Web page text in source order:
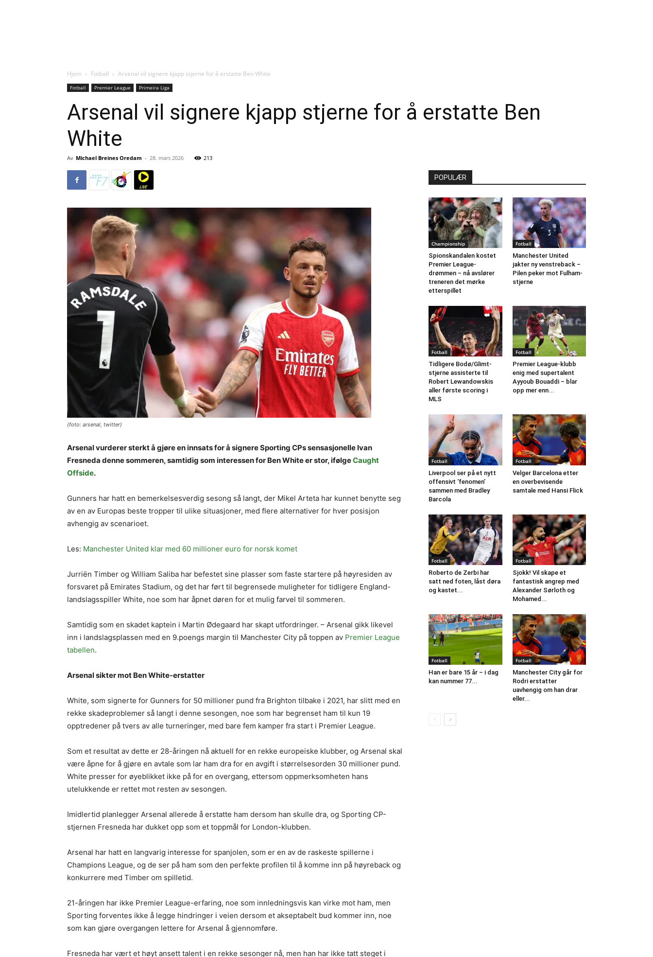
Hjem Fotball Arsenal vil signere kjapp stjerne for å erstatte Ben White
Fotball Premier League Primeira Liga
Arsenal vil signere kjapp stjerne for å erstatte Ben
White
Av Michael Breines Oredam - 28. mars 2026 213
(foto: arsenal, twitter)
Arsenal vurderer sterkt å gjøre en innsats for å signere Sporting CPs sensasjonelle Ivan
Fresneda denne sommeren, samtidig som interessen for Ben White er stor, ifølgeCaught
Offside.
Gunners har hatt en bemerkelsesverdig sesong så langt, der Mikel Arteta har kunnet benytte seg
av en av Europas beste tropper til ulike situasjoner, med flere alternativer for hver posisjon
avhengig av scenarioet.
Les: Manchester United klar med 60 millioner euro for norsk komet
Jurriën Timber og William Saliba har befestet sine plasser som faste startere på høyresiden av
forsvaret på Emirates Stadium, og det har ført til begrensede muligheter for tidligere England-
landslagsspiller White, noe som har åpnet døren for et mulig farvel til sommeren.
Samtidig som en skadet kaptein i Martin Ødegaard har skapt utfordringer. – Arsenal gikk likevel
inn i landslagsplassen med en 9.poengs margin til Manchester City på toppen av Premier League
tabellen.
Arsenal sikter mot Ben White-erstatter
White, som signerte for Gunners for 50 millioner pund fra Brighton tilbake i 2021, har slitt med en
rekke skadeproblemer så langt i denne sesongen, noe som har begrenset ham til kun 19
opptredener på tvers av alle turneringer, med bare fem kamper fra start i Premier League.
Som et resultat av dette er 28-åringen nå aktuell for en rekke europeiske klubber, og Arsenal skal
være åpne for å gjøre en avtale som lar ham dra for en avgift i størrelsesorden 30 millioner pund.
White presser for øyeblikket ikke på for en overgang, ettersom oppmerksomheten hans
utelukkende er rettet mot resten av sesongen.
Imidlertid planlegger Arsenal allerede å erstatte ham dersom han skulle dra, og Sporting CP-
stjernen Fresneda har dukket opp som et toppmål for London-klubben.
Arsenal har hatt en langvarig interesse for spanjolen, som er en av de raskeste spillerne i
Champions League, og de ser på ham som den perfekte profilen til å komme inn på høyreback og
konkurrere med Timber om spilletid.
21-åringen har ikke Premier League-erfaring, noe som innledningsvis kan virke mot ham, men
Sporting forventes ikke å legge hindringer i veien dersom et akseptabelt bud kommer inn, noe
som kan gjøre overgangen lettere for Arsenal å gjennomføre.
Fresneda har vært et høyt ansett talent i en rekke sesonger nå, men han har ikke tatt steget i
POPULÆR
Championship
Spionskandalen kostet
Premier League-
drømmen – nå avslører
treneren det mørke
etterspillet
Fotball
Manchester United
jakter ny venstreback –
Pilen peker mot Fulham-
stjerne
Fotball
Tidligere Bodø/Glimt-
stjerne assisterte til
Robert Lewandowskis
aller første scoring i
MLS
Fotball
Premier League-klubb
enig med supertalent
Ayyoub Bouaddi – blar
opp mer enn...
Fotball
Liverpool ser på et nytt
offensivt ‘fenomen’
sammen med Bradley
Barcola
Fotball
Velger Barcelona etter
en overbevisende
samtale med Hansi Flick
Fotball
Roberto de Zerbi har
satt ned foten, låst døra
og kastet...
Fotball
Sjokk! Vil skape et
fantastisk angrep med
Alexander Sørloth og
Mohamed...
Fotball
Han er bare 15 år – i dag
kan nummer 77...
Fotball
Manchester City går for
Rodri erstatter
uavhengig om han drar
eller...